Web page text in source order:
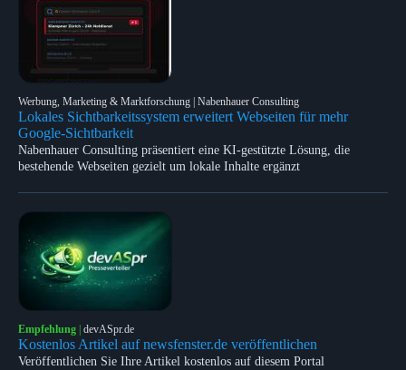
Werbung, Marketing & Marktforschung | Nabenhauer Consulting
Lokales Sichtbarkeitssystem erweitert Webseiten für mehr
Google-Sichtbarkeit
Nabenhauer Consulting präsentiert eine KI-gestützte Lösung, die
bestehende Webseiten gezielt um lokale Inhalte ergänzt
Empfehlung devASpr.de
Kostenlos Artikel auf newsfenster.de veröffentlichen
Veröffentlichen Sie Ihre Artikel kostenlos auf diesem Portal